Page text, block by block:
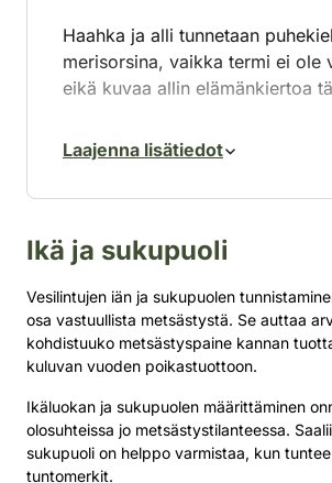
Haahka ja alli tunnetaan
merisorsina, vaikka termi ei ole
eikä kuvaa allin elämänkiertoa
pesimälintu, mutta sen kanta on
puustoisempaan sisäsaaristoon,
haahkoja saalistavan merikotkan
kasvun seurauksena. Myös
supikoira ovat merkittäviä
pesimätappioiden aiheuttajia.
Laajenna lisätiedot
Ikä ja sukupuoli
Vesilintujen iän ja sukupuolen
osa vastuullista metsästystä. Se auttaa
kohdistuuko metsästyspaine kannan
kuluvan vuoden poikastuottoon.
Ikäluokan ja sukupuolen määrittäminen
olosuhteissa jo metsästystilanteessa.
sukupuoli on helppo varmistaa, kun
tuntomerkit.